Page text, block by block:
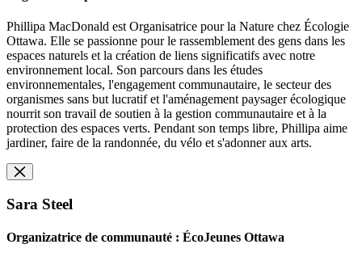
Phillipa MacDonald est Organisatrice pour la Nature chez Écologie
Ottawa. Elle se passionne pour le rassemblement des gens dans les
espaces naturels et la création de liens significatifs avec notre
environnement local. Son parcours dans les études
environnementales, l'engagement communautaire, le secteur des
organismes sans but lucratif et l'aménagement paysager écologique
nourrit son travail de soutien à la gestion communautaire et à la
protection des espaces verts. Pendant son temps libre, Phillipa aime
jardiner, faire de la randonnée, du vélo et s'adonner aux arts.
Sara Steel
Organizatrice de communauté : ÉcoJeunes Ottawa